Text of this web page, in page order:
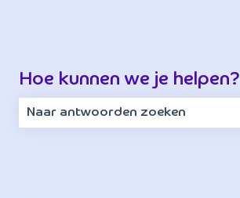
Hoe kunnen we je helpen?